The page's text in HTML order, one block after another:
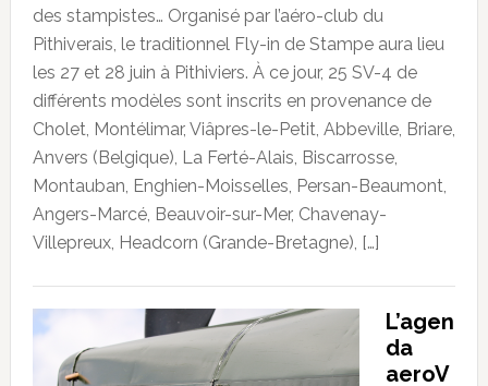
des stampistes… Organisé par l’aéro-club du
Pithiverais, le traditionnel Fly-in de Stampe aura lieu
les 27 et 28 juin à Pithiviers. À ce jour, 25 SV-4 de
différents modèles sont inscrits en provenance de
Cholet, Montélimar, Viâpres-le-Petit, Abbeville, Briare,
Anvers (Belgique), La Ferté-Alais, Biscarrosse,
Montauban, Enghien-Moisselles, Persan-Beaumont,
Angers-Marcé, Beauvoir-sur-Mer, Chavenay-
Villepreux, Headcorn (Grande-Bretagne), […]
L’agen
da
aeroV